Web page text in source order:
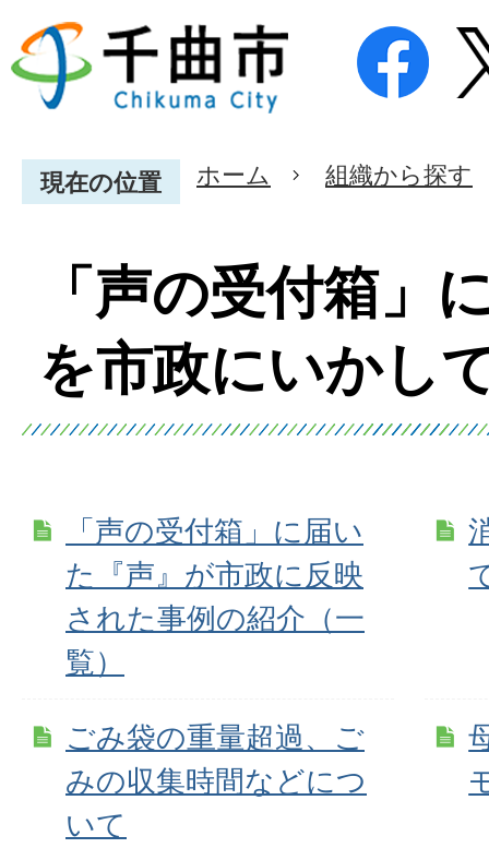
現在の位置 ホーム 組織から探す
「声の受付箱」
を市政にいかし
「声の受付箱」に届い
た『声』が市政に反映
された事例の紹介（一
覧）
ごみ袋の重量超過、ご
みの収集時間などにつ
いて